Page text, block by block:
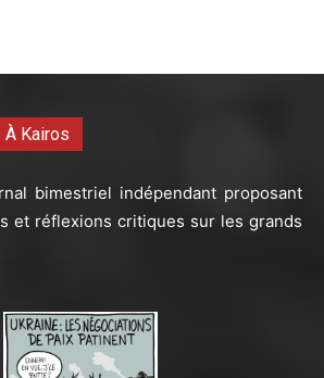
À Kairos
bimestriel indépendant proposant
et réflexions critiques sur les grands